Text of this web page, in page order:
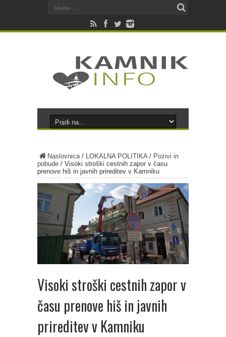
Naslovnica/ LOKALNA POLITIKA/ Pozivi in
pobude / Visoki stroški cestnih zapor v času
prenove hiš in javnih prireditev v Kamniku
Visoki stroški cestnih zapor v
času prenove hiš in javnih
prireditev v Kamniku